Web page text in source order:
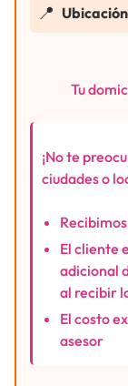
📍
Tu
¡No te
ciudades o
El cliente
adicional
al recibir
El costo
asesor